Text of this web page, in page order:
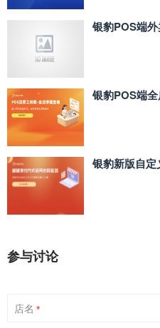
银豹POS端
银豹POS端
银豹新版自定
参与讨论
店名 *